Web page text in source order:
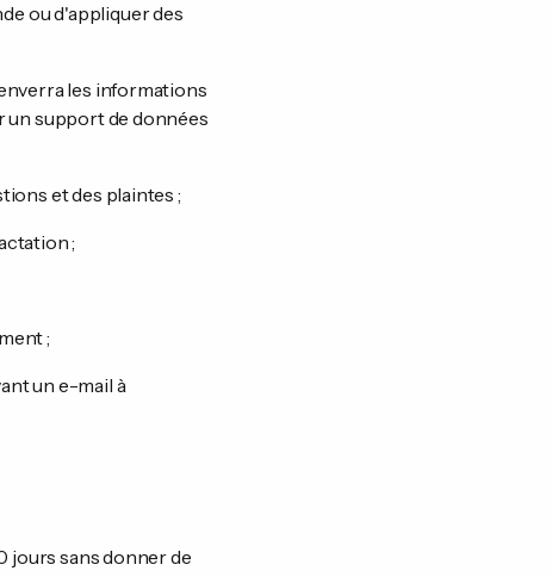
ou d'appliquer des
les informations
un support de données
et des plaintes ;
;
;
un e-mail à
jours sans donner de